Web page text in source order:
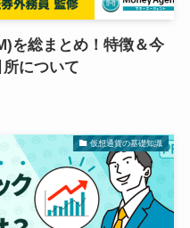
を総まとめ！特徴＆今
について
仮想通貨の基礎知識